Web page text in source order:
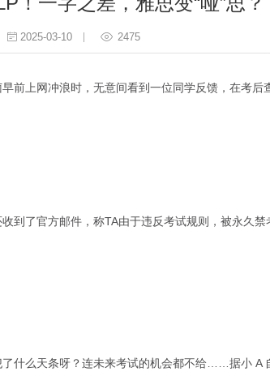
2025-03-10 2475
前上网冲浪时，无意间看到一位同学反馈，在考
到了官方邮件，称TA由于违反考试规则，被永久禁
了什么天条呀？连未来考试的机会都不给……据小 A